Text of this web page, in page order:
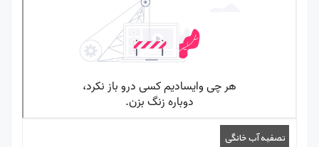
تصفیه آب خانگی